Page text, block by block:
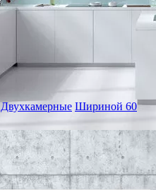
Двухкамерные Шириной 60